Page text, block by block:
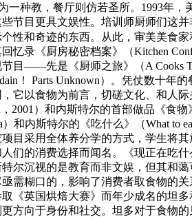
一种教，餐厅则仿若圣所。1993年
节目更具文娱性。培训师厨师们这
性和奇迹的东西。从此，审美美食家
忆录《厨房秘密档案》（Kitchen
目——先是《厨师之旅》（A Cooks
！ Parts Unknown）。凭仗数十
它以食物为前言，切磋文化、和人
，2001）和内斯特尔的首部做品《食
）和内斯特尔的《吃什么》（What
目采用全体养分学的方式，学生将
们的消费选择而闻名。《现正在吃
尔沉视的是教育而非文娱，但其和
需糊口的，影响了消费者取食物的
《英国烘焙大赛》而年少成名的坦
方向于身份和社交。坦多对于食物